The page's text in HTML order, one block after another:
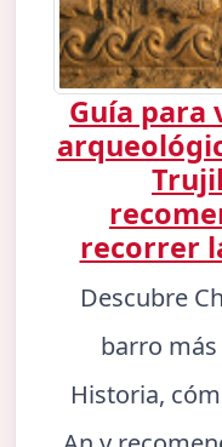
Guía para
recorrer
Descubre
barro
Historia,